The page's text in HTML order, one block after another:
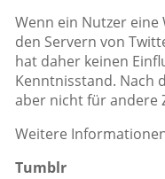
Wenn ein Nutzer
den Servern von
hat daher keinen
Kenntnisstand. Nach
aber nicht für andere
Weitere
Tumblr